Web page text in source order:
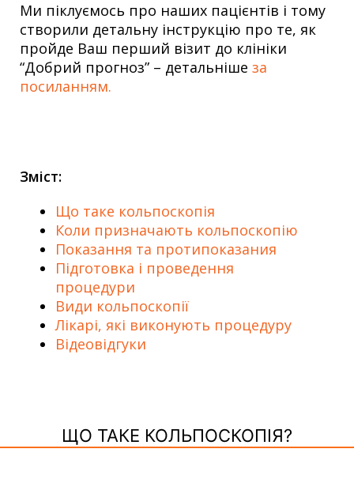
Ми піклуємось про наших пацієнтів і тому
створили детальну інструкцію про те, як
пройде Ваш перший візит до клініки
“Добрий прогноз” – детальніше за
посиланням.
Зміст:
Що таке кольпоскопія
Коли призначають кольпоскопію
Показання та протипоказания
Підготовка і проведення
процедури
Види кольпоскопії
Лікарі, які виконують процедуру
Відеовідгуки
ЩО ТАКЕ КОЛЬПОСКОПІЯ?